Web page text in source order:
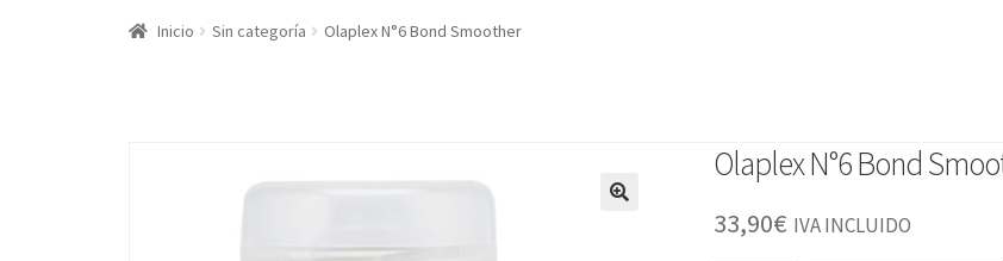
Inicio Sin categoría Olaplex N°6 Bond Smoother
Olaplex N°6 Bond
33,90€ IVA INCLUIDO